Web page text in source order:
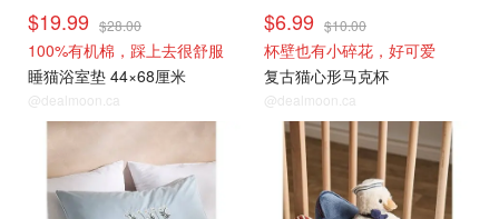
$19.99 $28.00
100%有机棉，踩上去很舒服
睡猫浴室垫 44×68厘米
@dealmoon.ca
$6.99 $10.00
杯壁也有小碎花，好可爱
复古猫心形马克杯
@dealmoon.ca